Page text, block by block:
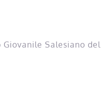
Salesiano del